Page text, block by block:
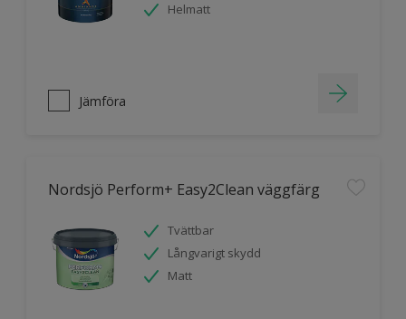
Helmatt
Jämföra
Nordsjö Perform+ Easy2Clean väggfärg
Tvättbar
Långvarigt skydd
Matt